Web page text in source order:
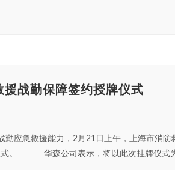
战勤保障签约授牌仪式
应急救援能力，2月21日上午，上海市消防
式。 华森公司表示，将以此次挂牌仪式为